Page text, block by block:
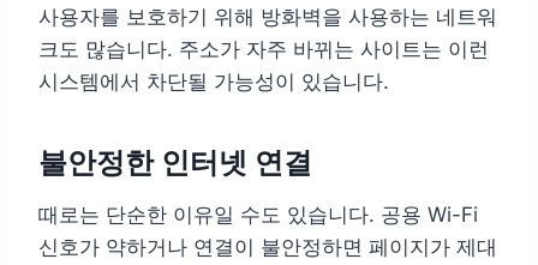
사용자를 보호하기 위해 방화벽을 사용하는 네트워
크도 많습니다. 주소가 자주 바뀌는 사이트는 이런
시스템에서 차단될 가능성이 있습니다.
불안정한 인터넷 연결
때로는 단순한 이유일 수도 있습니다. 공용 Wi-Fi
신호가 약하거나 연결이 불안정하면 페이지가 제대